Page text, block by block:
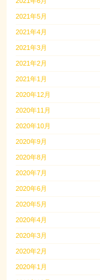
2021年5月
2021年4月
2021年3月
2021年2月
2021年1月
2020年12月
2020年11月
2020年10月
2020年9月
2020年8月
2020年7月
2020年6月
2020年5月
2020年4月
2020年3月
2020年2月
2020年1月